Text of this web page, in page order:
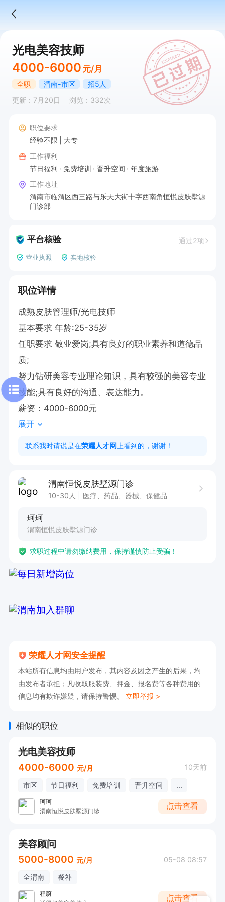
光电美容技师
4000-6000 元/月
全职 渭南-市区
招5人
更新：7月20日
浏览：332次
职位要求
经验不限
大专
工作福利
节日福利
免费培训 晋升空间
年度旅游
工作地址
渭南市临渭区西三路与乐天大街十字西南角恒悦皮肤墅源
门诊部
平台核验 通过2项
营业执照 实地核验
职位详情
成熟皮肤管理师/光电技师
基本要求 年龄:25-35岁
任职要求 敬业爱岗;具有良好的职业素养和道德品
质;
努力钻研美容专业理论知识，具有较强的美容专业
技能;具有良好的沟通、表达能力。
薪资：4000-6000元
展开
联系我时请说是在荣耀人才网 上看到的，谢谢！
渭南恒悦皮肤墅源门诊
10-30人 医疗、药品、器械、保健品
珂珂
渭南恒悦皮肤墅源门诊
求职过程中请勿缴纳费用，保持谨慎防止受骗！
荣耀人才网安全提醒
本站所有信息均由用户发布，其内容及因之产生的后果，均
由发布者承担；凡收取服装费、押金、报名费等各种费用的
信息均有欺诈嫌疑，请保持警惕。 立即举报 >
相似的职位
光电美容技师
4000-6000 元/月 10天前
市区 节日福利 免费培训 晋升空间 ...
珂珂
渭南恒悦皮肤墅源门诊
点击查看
美容顾问
5000-8000 元/月 05-08 08:57
全渭南 餐补
程蔚
点击查看